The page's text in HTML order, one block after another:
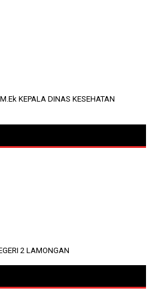
KEPALA DINAS KESEHATAN
2 LAMONGAN